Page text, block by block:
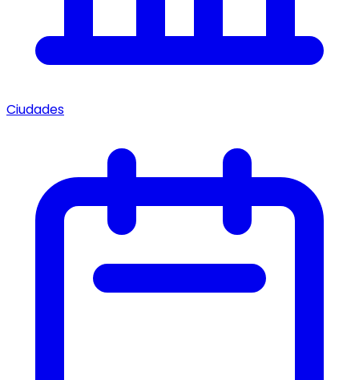
Ciudades